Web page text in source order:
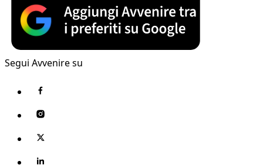
Segui Avvenire su